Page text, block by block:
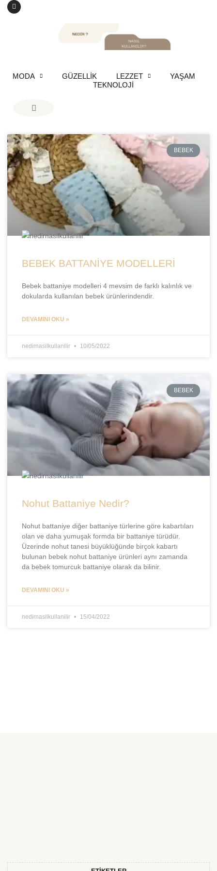
MODA GÜZELLİK LEZZET
YAŞAM
TEKNOLOJİ
BEBEK
BEBEK BATTANİYE MODELLERİ
Bebek battaniye modelleri 4 mevsim de farklı kalınlık ve
dokularda kullanılan bebek ürünlerindendir.
DEVAMINI OKU »
nedirnasilkullanilir 10/05/2022
BEBEK
Nohut Battaniye Nedir?
Nohut battaniye diğer battaniye türlerine göre kabartıları
olan ve daha yumuşak formda bir battaniye türüdür.
Üzerinde nohut tanesi büyüklüğünde birçok kabartı
bulunan bebek nohut battaniye ürünleri aynı zamanda
da bebek tomurcuk battaniye olarak da bilinir.
DEVAMINI OKU »
nedirnasilkullanilir 15/04/2022